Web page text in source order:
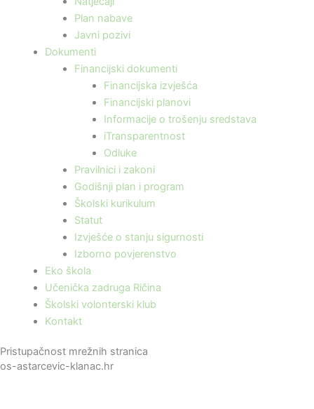
Plan nabave
Javni pozivi
Dokumenti
Financijski dokumenti
Financijska izvješća
Financijski planovi
Informacije o trošenju sredstava
iTransparentnost
Odluke
Pravilnici i zakoni
Godišnji plan i program
Školski kurikulum
Statut
Izvješće o stanju sigurnosti
Izborno povjerenstvo
Eko škola
Učenička zadruga Ričina
Školski volonterski klub
Kontakt
Pristupačnost mrežnih stranica
os-astarcevic-klanac.hr